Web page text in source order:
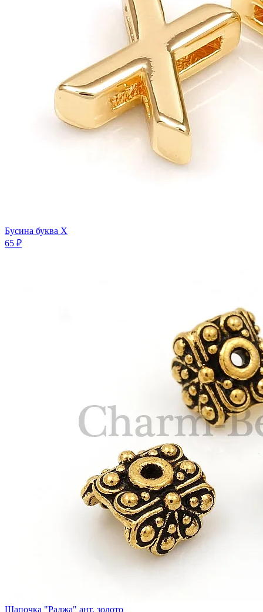
Бусина буква X
65 ₽
Шапочка "Раджа" ант. золото